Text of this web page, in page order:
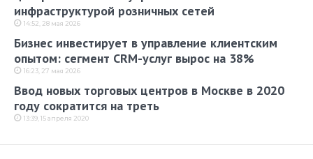
инфраструктурой розничных сетей
14:52, 28 мая 2026
Бизнес инвестирует в управление клиентским
опытом: сегмент CRM-услуг вырос на 38%
16:23, 27 мая 2026
Ввод новых торговых центров в Москве в 2020
году сократится на треть
13:39, 15 апреля 2020